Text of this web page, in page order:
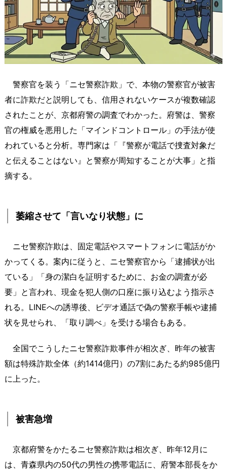
警察官を装う「ニセ警察詐欺」で、本物の警察官が被害
者に詐欺だと説明しても、信用されないケースが複数確認
されたことが、京都府警の調査でわかった。府警は、警察
官の権威を悪用した「マインドコントロール」の手法が使
われていると分析。専門家は「『警察が電話で捜査対象だ
と伝えることはない』と警察が周知することが大事」と指
摘する。
萎縮させて「言いなり状態」に
ニセ警察詐欺は、固定電話やスマートフォンに電話がか
かってくる。案内に従うと、ニセ警察官から「逮捕状が出
ている」「身の潔白を証明するために、お金の調査が必
要」と言われ、現金を犯人側の口座に振り込むよう指示さ
れる。LINEへの誘導後、ビデオ通話で偽の警察手帳や逮捕
状を見せられ、「取り調べ」を受ける場合もある。
全国でこうしたニセ警察詐欺事件が相次ぎ、昨年の被害
額は特殊詐欺全体（約1414億円）の7割にあたる約985億円
に上った。
被害急増
京都府警をかたるニセ警察詐欺は相次ぎ、昨年12月に
は、青森県内の50代の男性の携帯電話に、府警本部長をか